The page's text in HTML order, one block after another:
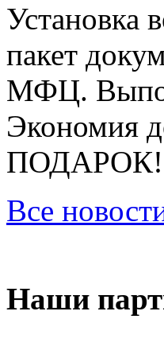
Установка
пакет
МФЦ.
Экономия
Все
Наши